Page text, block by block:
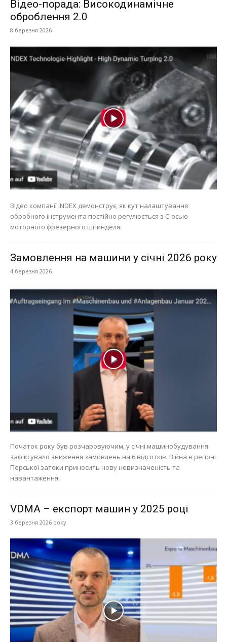
Відео-порада: Високодинамічне
оброблення 2.0
8 березня 2026
Відео компанії INDEX демонструє, як кут налаштування
обробного інструмента постійно регулюється з C-осью
моторного фрезерного шпинделя.
Замовлення на машини у січні 2026 року
4 березня 2026
Початок року був розчаровуючим, у січні машинобудування
зафіксувало зниження замовлень на 6 відсотків. Війна в регіоні
Перської затоки приносить нову невизначеність та
навантаження.
VDMA – експорт машин у 2025 році
3 березня 2026 року